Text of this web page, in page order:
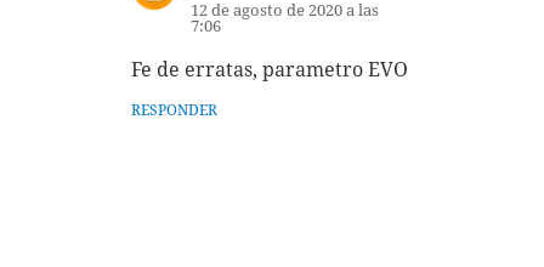
12 de agosto de 2020 a las
7:06
Fe de erratas, parametro EVO
RESPONDER